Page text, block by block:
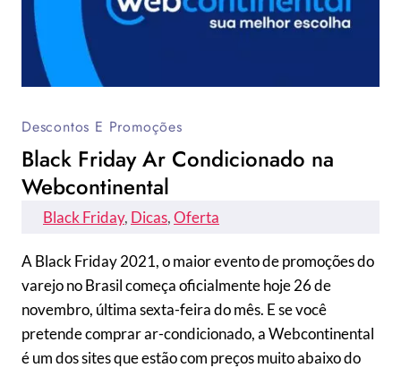
Descontos E Promoções
Black Friday Ar Condicionado na
Webcontinental
Black Friday, Dicas, Oferta
A Black Friday 2021, o maior evento de promoções do
varejo no Brasil começa oficialmente hoje 26 de
novembro, última sexta-feira do mês. E se você
pretende comprar ar-condicionado, a Webcontinental
é um dos sites que estão com preços muito abaixo do